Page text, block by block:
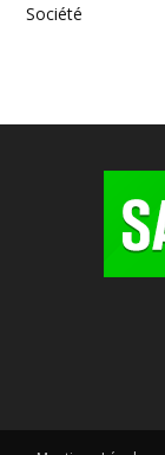
Société